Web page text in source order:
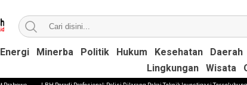
Energi Minerba Politik Hukum Kesehatan Daerah
Lingkungan Wisata
Energi Minerba Politik Hukum Kesehatan Daerah
Lingkungan Wisata